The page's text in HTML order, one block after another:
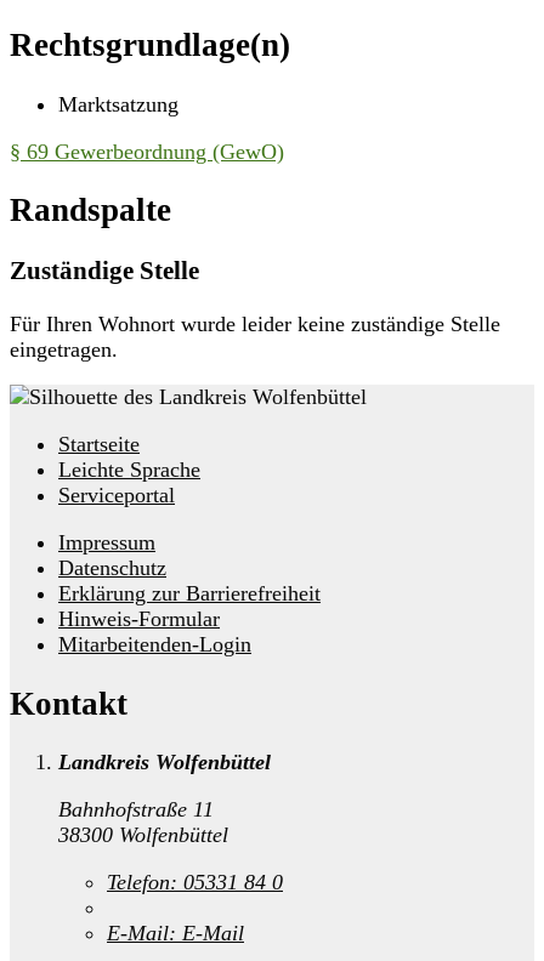
Rechtsgrundlage(n)
Marktsatzung
§ 69 Gewerbeordnung (GewO)
Randspalte
Zuständige Stelle
Für Ihren Wohnort wurde leider keine zuständige Stelle
eingetragen.
Startseite
Leichte Sprache
Serviceportal
Impressum
Datenschutz
Erklärung zur Barrierefreiheit
Hinweis-Formular
Mitarbeitenden-Login
Kontakt
Landkreis Wolfenbüttel
Bahnhofstraße 11
38300 Wolfenbüttel
Telefon: 05331 84 0
E-Mail: E-Mail